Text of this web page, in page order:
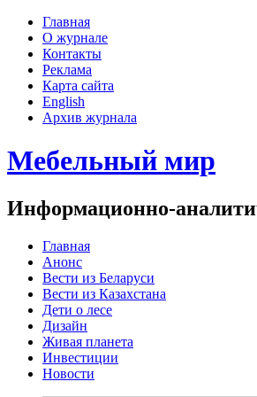
Главная
О журнале
Контакты
Реклама
Карта сайта
English
Архив журнала
Мебельный мир
Информационно-
Главная
Анонс
Вести из Беларуси
Вести из Казахстана
Дети о лесе
Дизайн
Живая планета
Инвестиции
Новости